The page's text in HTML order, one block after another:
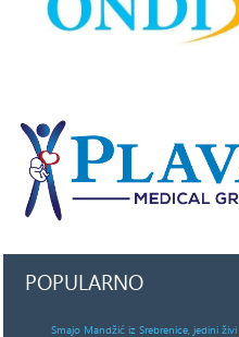
POPULARNO
Smajo Mandžić iz Srebrenice, jedini